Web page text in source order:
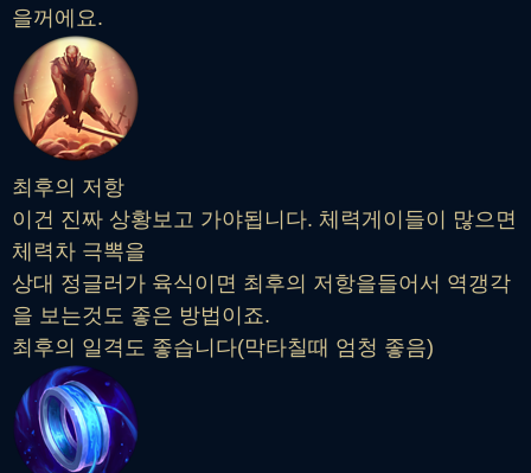
을꺼에요.
최후의 저항
이건 진짜 상황보고 가야됩니다. 체력게이들이 많으면
체력차 극뽁을
상대 정글러가 육식이면 최후의 저항을들어서 역갱각
을 보는것도 좋은 방법이죠.
최후의 일격도 좋습니다(막타칠때 엄청 좋음)